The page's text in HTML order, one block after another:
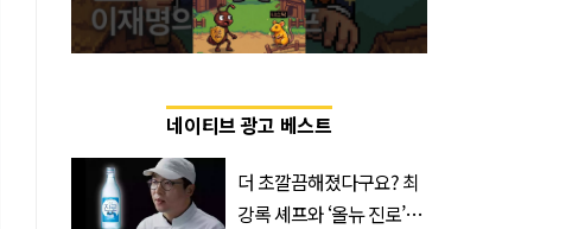
네이티브 광고 베스트
더 초깔끔해졌다구요? 최
강록 셰프와 ‘올뉴 진로’의